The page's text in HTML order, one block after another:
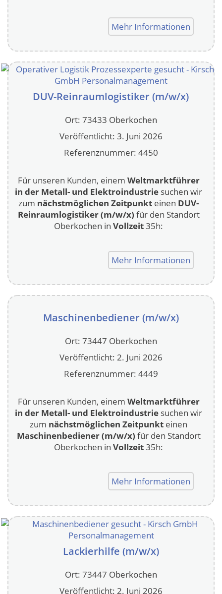
Mehr Informationen
DUV-Reinraumlogistiker (m/w/x)
Ort: 73433 Oberkochen
Veröffentlicht: 3. Juni 2026
Referenznummer: 4450
Für unseren Kunden, einem Weltmarktführer
in der Metall- und Elektroindustrie suchen wir
zum nächstmöglichen Zeitpunkt einen DUV-
Reinraumlogistiker (m/w/x) für den Standort
Oberkochen in Vollzeit35h:
Mehr Informationen
Maschinenbediener (m/w/x)
Ort: 73447 Oberkochen
Veröffentlicht: 2. Juni 2026
Referenznummer: 4449
Für unseren Kunden, einem Weltmarktführer
in der Metall- und Elektroindustrie suchen wir
zum nächstmöglichen Zeitpunkt einen
Maschinenbediener (m/w/x) für den Standort
Oberkochen in Vollzeit35h:
Mehr Informationen
Lackierhilfe (m/w/x)
Ort: 73447 Oberkochen
Veröffentlicht: 2. Juni 2026